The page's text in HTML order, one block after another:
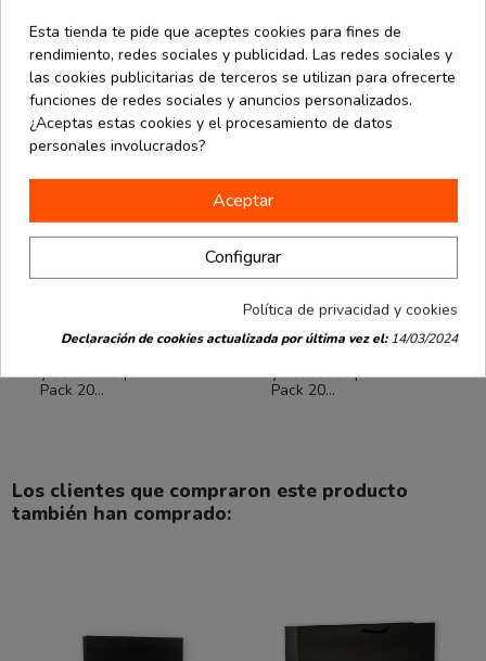
16x8x24 cm –
y acabados |
Pack 20...
desde
1.03 €
Packaging
Ecommerce
lujo con asa de
cordón
42x13x36 cm –
y acabados |
Pack 20...
1.70 €
Los clientes que compraron este producto
también han comprado:
Esta tienda te pide que aceptes cookies para fines de
rendimiento, redes sociales y publicidad. Las redes sociales y
las cookies publicitarias de terceros se utilizan para ofrecerte
funciones de redes sociales y anuncios personalizados.
¿Aceptas estas cookies y el procesamiento de datos
personales involucrados?
Aceptar
Configurar
Política de privacidad y cookies
Declaración de cookies actualizada por última vez el:14/03/2024